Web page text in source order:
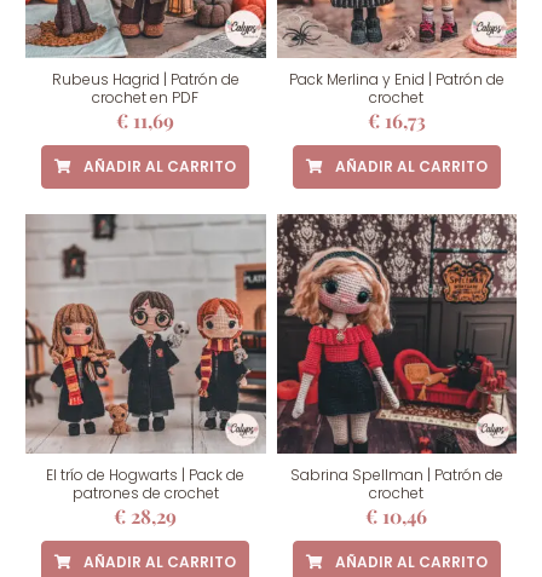
Rubeus Hagrid | Patrón de
crochet en PDF
€ 11,69
AÑADIR AL CARRITO
Pack Merlina y Enid | Patrón de
crochet
€16,73
AÑADIR AL CARRITO
El trío de Hogwarts | Pack de
patrones de crochet
€ 28,29
AÑADIR AL CARRITO
Sabrina Spellman | Patrón de
crochet
€ 10,46
AÑADIR AL CARRITO